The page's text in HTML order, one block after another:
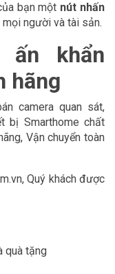
bạn một nút nhấn
người và tài sản.
khẩn
hãng
camera quan sát,
bị Smarthome chất
Vận chuyển toàn
Quý khách được
quà tặng